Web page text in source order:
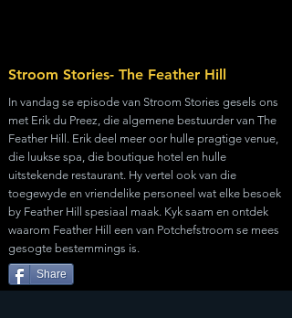
Stroom Stories- The Feather Hill
In vandag se episode van Stroom Stories gesels ons
met Erik du Preez, die algemene bestuurder van The
Feather Hill. Erik deel meer oor hulle pragtige venue,
die luukse spa, die boutique hotel en hulle
uitstekende restaurant. Hy vertel ook van die
toegewyde en vriendelike personeel wat elke besoek
by Feather Hill spesiaal maak. Kyk saam en ontdek
waarom Feather Hill een van Potchefstroom se mees
gesogte bestemmings is.
Share